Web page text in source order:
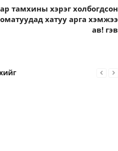
тамхины хэрэг холбогдсон
хатуу арга хэмжээ
ав! гэв